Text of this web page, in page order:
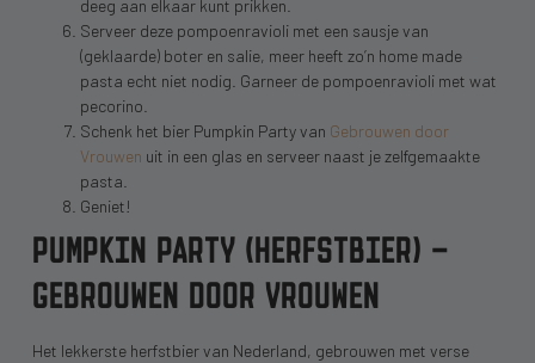
deeg aan elkaar kunt prikken.
Serveer deze pompoenravioli met een sausje van
(geklaarde) boter en salie, meer heeft zo’n home made
pasta echt niet nodig. Garneer de pompoenravioli met wat
pecorino.
Schenk het bier Pumpkin Party van Gebrouwen door
Vrouwen uit in een glas en serveer naast je zelfgemaakte
pasta.
Geniet!
PUMPKIN PARTY (HERFSTBIER) –
GEBROUWEN DOOR VROUWEN
Het lekkerste herfstbier van Nederland, gebrouwen met verse